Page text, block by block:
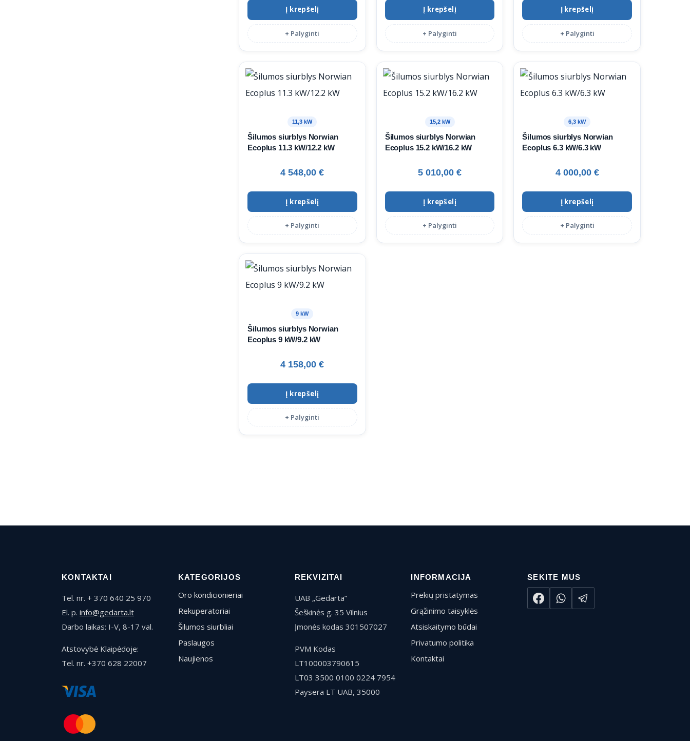
Į krepšelį
+ Palyginti
Į krepšelį
+ Palyginti
Į krepšelį
+ Palyginti
11,3 kW
Šilumos siurblys Norwian
Ecoplus 11.3 kW/12.2 kW
4 548,00€
Į krepšelį
+ Palyginti
15,2 kW
Šilumos siurblys Norwian
Ecoplus 15.2 kW/16.2 kW
5 010,00€
Į krepšelį
+ Palyginti
6,3 kW
Šilumos siurblys Norwian
Ecoplus 6.3 kW/6.3 kW
4 000,00 €
Į krepšelį
+ Palyginti
9 kW
Šilumos siurblys Norwian
Ecoplus 9 kW/9.2 kW
4 158,00€
Į krepšelį
+ Palyginti
KONTAKTAI
Tel. nr. + 370 640 25 970
El. p. info@gedarta.lt
Darbo laikas: I-V, 8-17 val.
Atstovybė Klaipėdoje:
Tel. nr. +370 628 22007
KATEGORIJOS
Oro kondicionieriai
Rekuperatoriai
Šilumos siurbliai
Paslaugos
Naujienos
REKVIZITAI
UAB „Gedarta”
Šeškinės g. 35 Vilnius
Įmonės kodas 301507027
PVM Kodas
LT100003790615
LT03 3500 0100 0224 7954
Paysera LT UAB, 35000
INFORMACIJA
Prekių pristatymas
Grąžinimo taisyklės
Atsiskaitymo būdai
Privatumo politika
Kontaktai
SEKITE MUS